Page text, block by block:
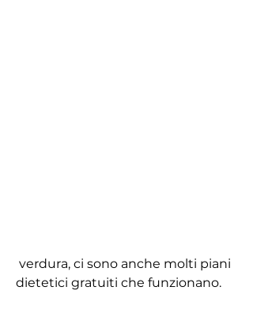
dietetici gratuiti che funzionano.